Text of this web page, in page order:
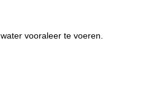
vooraleer te voeren.